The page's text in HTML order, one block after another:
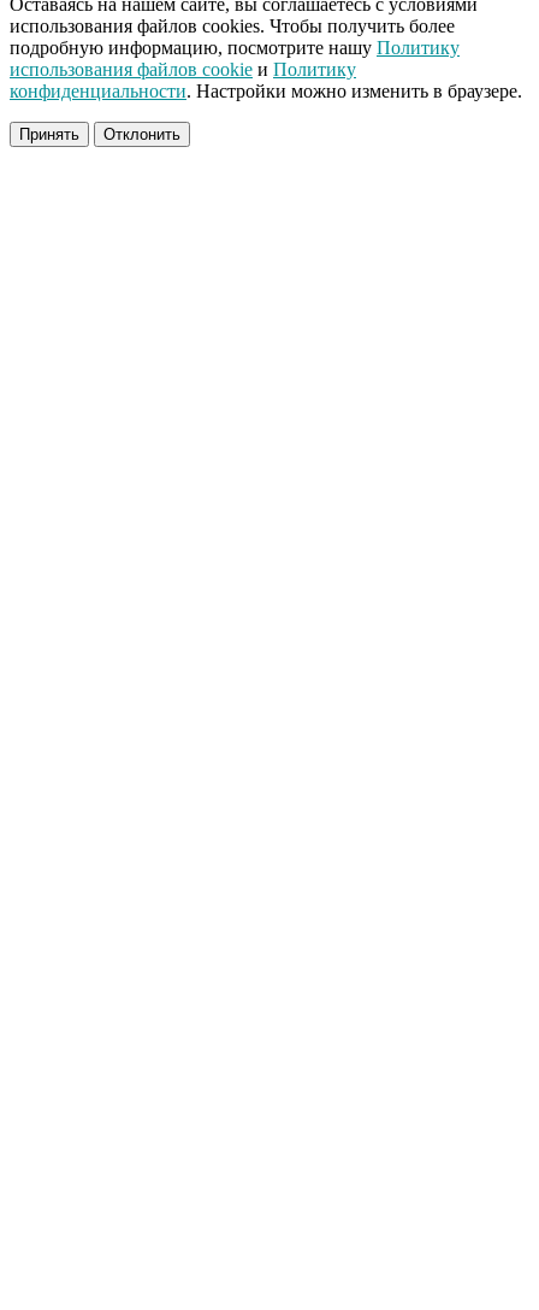
i
Экс-бойфренд дочери
Борисовой душил ее
из-за макарон
Оставаясь на нашем сайте, вы соглашаетесь с условиями
использования файлов cookies. Чтобы получить более
подробную информацию, посмотрите нашу Политику
использования файлов cookie и Политику
конфиденциальности. Настройки можно изменить в браузере.
Принять Отклонить